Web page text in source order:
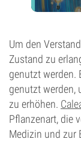
Um den
Zustand zu
genutzt werden.
genutzt werden,
zu erhöhen.
Pflanzenart, die
Medizin und zur